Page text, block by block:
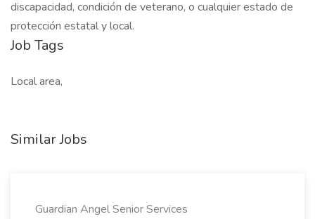
discapacidad, condición de veterano, o cualquier estado de
protección estatal y local.
Job Tags
Local area,
Similar Jobs
Guardian Angel Senior Services